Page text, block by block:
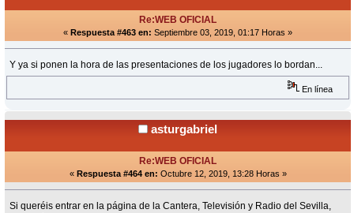
Re:WEB OFICIAL
« Respuesta #463 en: Septiembre 03, 2019, 01:17 Horas »
Y ya si ponen la hora de las presentaciones de los jugadores lo bordan...
En línea
asturgabriel
Re:WEB OFICIAL
« Respuesta #464 en: Octubre 12, 2019, 13:28 Horas »
Si queréis entrar en la página de la Cantera, Televisión y Radio del Sevilla,